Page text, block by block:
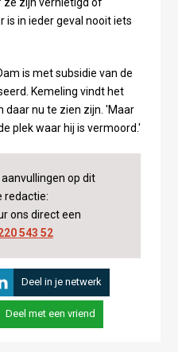
ze zijn vernietigd of
is in ieder geval nooit iets
is met subsidie van de
Kemeling vindt het
daar nu te zien zijn. 'Maar
plek waar hij is vermoord.'
op dit
redactie:
ons direct een
543 52
Deel in je netwerk
Deel met een vriend